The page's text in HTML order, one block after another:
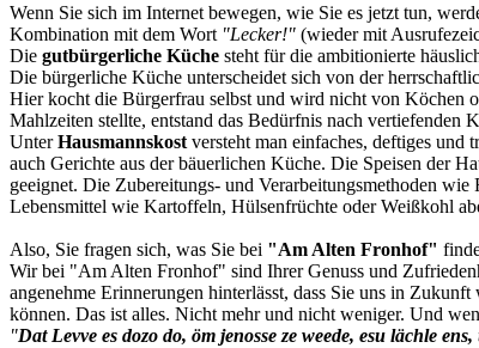
Wenn Sie sich im Internet bewegen, wie Sie es jetzt tun,
Kombination mit dem Wort "Lecker!" (wieder mit
Die gutbürgerliche Küche steht für die ambitionierte
Die bürgerliche Küche unterscheidet sich von der
Hier kocht die Bürgerfrau selbst und wird nicht von Köchen
Mahlzeiten stellte, entstand das Bedürfnis nach vertiefenden
UnterHausmannskost versteht man einfaches, deftiges und
auch Gerichte aus der bäuerlichen Küche. Die Speisen der
geeignet. Die Zubereitungs- und Verarbeitungsmethoden
Lebensmittel wie Kartoffeln, Hülsenfrüchte oder Weißkohl
Also, Sie fragen sich, was Sie bei "Am Alten Fronhof"
Wir bei "Am Alten Fronhof" sind Ihrer Genuss und
angenehme Erinnerungen hinterlässt, dass Sie uns in
können. Das ist alles. Nicht mehr und nicht weniger. Und
"Dat Levve es dozo do, öm jenosse ze weede, esu lächle